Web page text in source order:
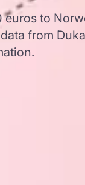
euros to
from